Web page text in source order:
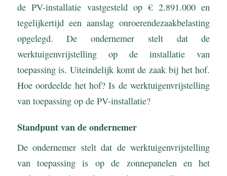
de PV-installatie vastgesteld op € 2.891.000 en
tegelijkertijd een aanslag onroerendezaakbelasting
opgelegd. De ondernemer stelt dat de
werktuigenvrijstelling op de installatie van
toepassing is. Uiteindelijk komt de zaak bij het hof.
Hoe oordeelde het hof? Is de werktuigenvrijstelling
van toepassing op de PV-installatie?
Standpunt van de ondernemer
De ondernemer stelt dat de werktuigenvrijstelling
van toepassing is op de zonnepanelen en het